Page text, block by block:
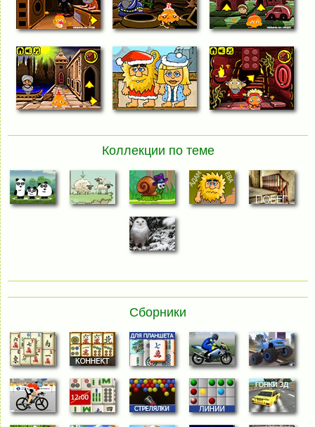
Коллекции по теме
Сборники